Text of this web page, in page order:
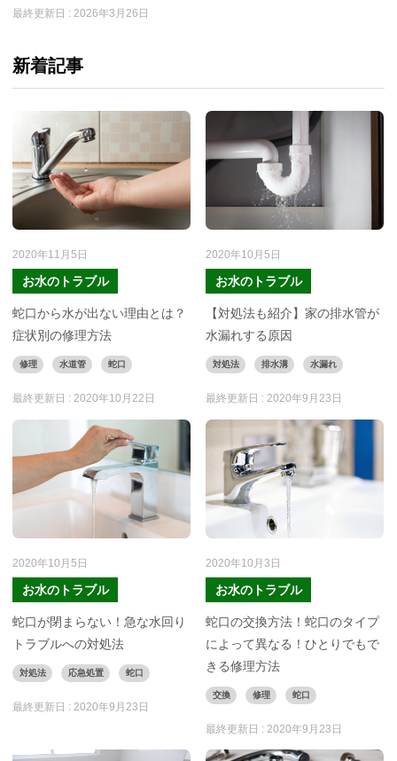
最終更新日 : 2026年3月26日
新着記事
2020年11月5日
お水のトラブル
蛇口から水が出ない理由とは？
症状別の修理方法
修理 水道管 蛇口
最終更新日 : 2020年10月22日
2020年10月5日
お水のトラブル
【対処法も紹介】家の排水管が
水漏れする原因
対処法 排水溝 水漏れ
最終更新日 :2020年9月23日
2020年10月5日
お水のトラブル
蛇口が閉まらない！急な水回り
トラブルへの対処法
対処法 応急処置 蛇口
最終更新日 : 2020年9月23日
2020年10月3日
お水のトラブル
蛇口の交換方法！蛇口のタイプ
によって異なる！ひとりでもで
きる修理方法
交換 修理 蛇口
最終更新日 :2020年9月23日